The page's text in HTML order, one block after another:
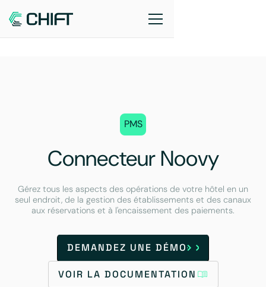
PMS
Connecteur Noovy
Gérez tous les aspects des opérations de votre hôtel en un
seul endroit, de la gestion des établissements et des canaux
aux réservations et à l'encaissement des paiements.
DEMANDEZ UNE DÉMO
VOIR LA DOCUMENTATION